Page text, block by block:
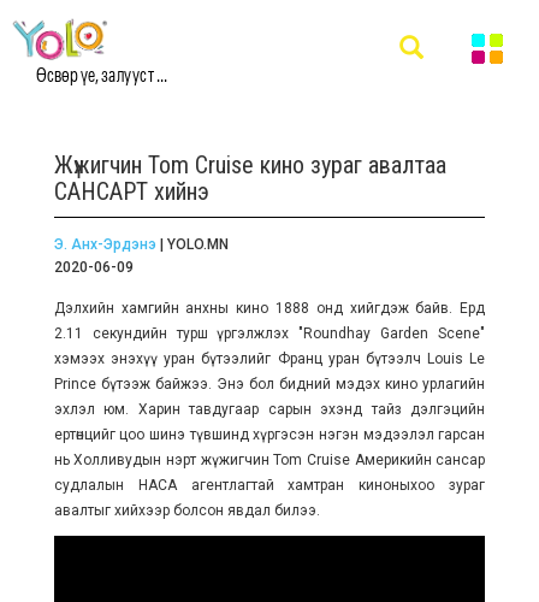
Өсвөр үе, залууст ...
Жүжигчин Tom Cruise кино зураг авалтаа
САНСАРТ хийнэ
Э. Анх-Эрдэнэ | YOLO.MN
2020-06-09
Дэлхийн хамгийн анхны кино 1888 онд хийгдэж байв. Ердөө
2.11 секундийн турш үргэлжлэх " Roundhay Garden Scene"
хэмээх энэхүү уран бүтээлийг Франц уран бүтээлч Louis Le
Prince бүтээж байжээ. Энэ бол бидний мэдэх кино урлагийн
эхлэл юм. Харин тавдугаар сарын эхэнд тайз дэлгэцийн
ертөнцийг цоо шинэ түвшинд хүргэсэн нэгэн мэдээлэл гарсан
нь Холливудын нэрт жүжигчин Tom Cruise Америкийн сансар
судлалын НАСА агентлагтай хамтран киноныхоо зураг
авалтыг хийхээр болсон явдал билээ.